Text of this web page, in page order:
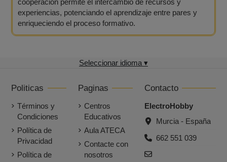
cooperación permite el intercambio de recursos y
experiencias, potenciando el aprendizaje entre pares y
enriqueciendo el proceso formativo.
Seleccionar idioma ▾
Politicas
Términos y
Condiciones
Política de
Privacidad
Política de
Paginas
Centros
Educativos
Aula ATECA
Contacte con
nosotros
Contacto
ElectroHobby
Murcia - España
662 551 039